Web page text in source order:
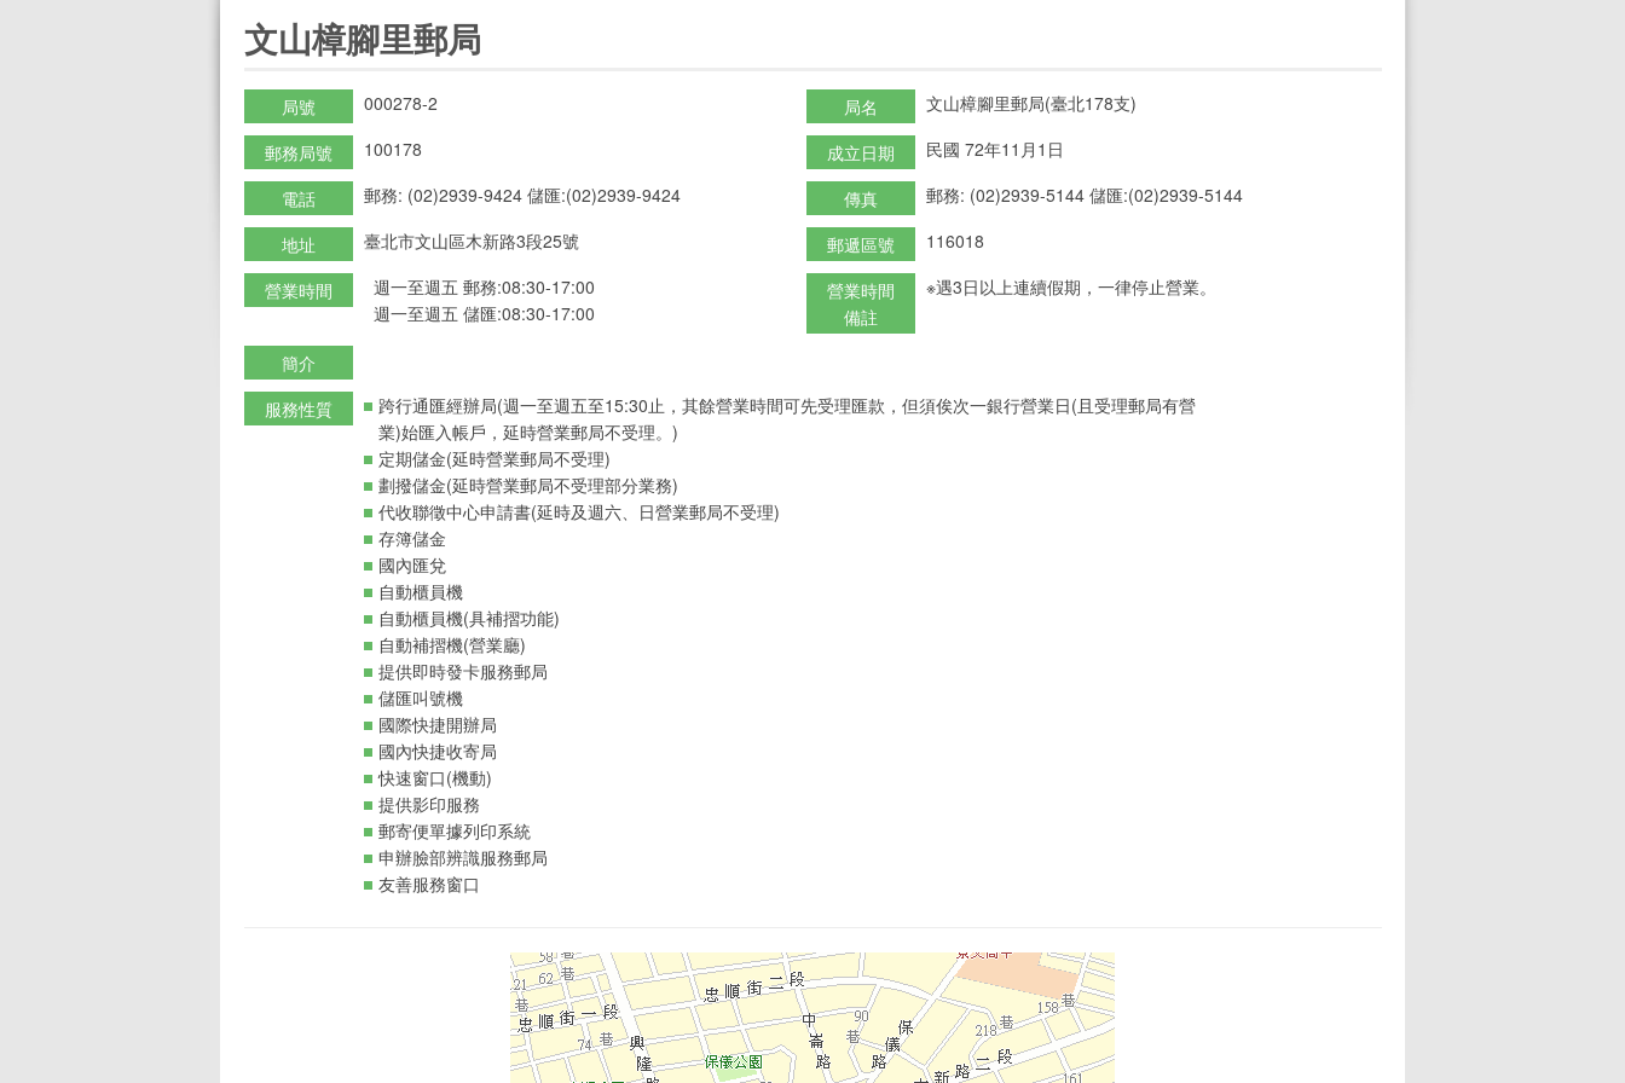
文山樟腳里郵局
局號 000278-2 局名 文山樟腳里郵局(臺北178支)
郵務局號 100178 成立日期 民國 72年11月1日
電話 郵務: (02)2939-9424 儲匯:(02)2939-9424 傳真 郵務: (02)2939-5144 儲匯:(02)2939-5144
地址 臺北市文山區木新路3段25號 郵遞區號 116018
營業時間
週一至週五 郵務:08:30-17:00
週一至週五 儲匯:08:30-17:00
營業時間
備註
※遇3日以上連續假期，一律停止營業。
簡介
服務性質
跨行通匯經辦局(週一至週五至15:30止，其餘營業時間可先受理匯款，但須俟次一銀行營業日(且受理郵局有營
業)始匯入帳戶，延時營業郵局不受理。)
定期儲金(延時營業郵局不受理)
劃撥儲金(延時營業郵局不受理部分業務)
代收聯徵中心申請書(延時及週六、日營業郵局不受理)
存簿儲金
國內匯兌
自動櫃員機
自動櫃員機(具補摺功能)
自動補摺機(營業廳)
提供即時發卡服務郵局
儲匯叫號機
國際快捷開辦局
國內快捷收寄局
快速窗口(機動)
提供影印服務
郵寄便單據列印系統
申辦臉部辨識服務郵局
友善服務窗口